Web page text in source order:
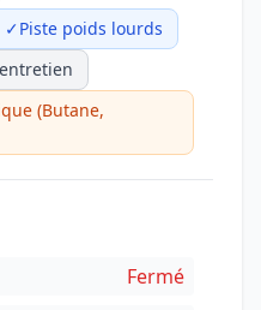
✓Piste poids lourds
(Butane,
Fermé